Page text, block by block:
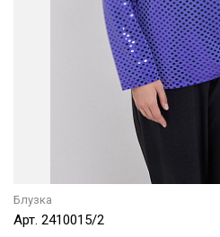
Блузка
Арт. 2410015/2